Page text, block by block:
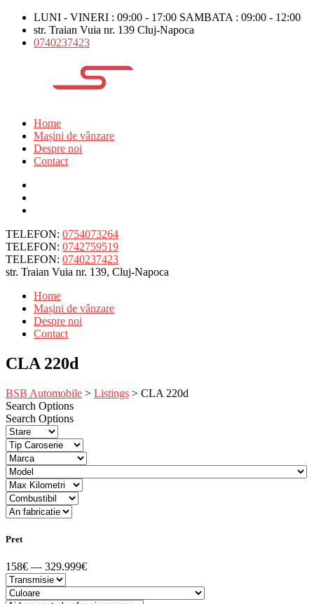
LUNI - VINERI : 09:00 - 17:00 SAMBATA : 09:00 - 12:00
str. Traian Vuia nr. 139 Cluj-Napoca
0740237423
Home
Mașini de vânzare
Despre noi
Contact
TELEFON: 0754073264
TELEFON: 0742759519
TELEFON: 0740237423
str. Traian Vuia nr. 139, Cluj-Napoca
Home
Mașini de vânzare
Despre noi
Contact
CLA 220d
BSB Automobile > Listings > CLA 220d
Search Options
Search Options
Pret
158€ — 329.999€